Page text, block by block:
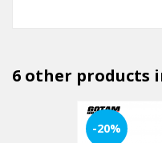
6 other products
-20%